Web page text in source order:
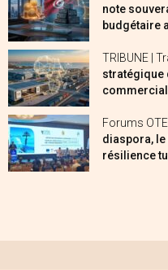
note
budgétaire
TRIBUNE |
stratégique
Forums
diaspora,
résilience